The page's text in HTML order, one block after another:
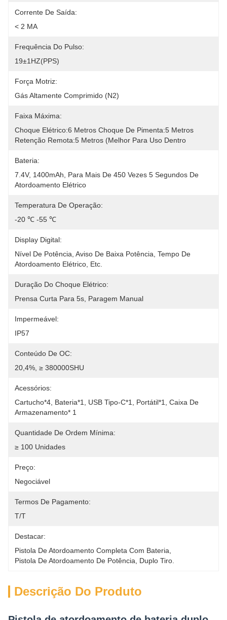
Corrente De Saída:
< 2 MA
Frequência Do Pulso:
19±1HZ(PPS)
Força Motriz:
Gás Altamente Comprimido (N2)
Faixa Máxima:
Choque Elétrico:6 Metros Choque De Pimenta:5 Metros
Retenção Remota:5 Metros (melhor Para Uso Dentro
Bateria:
7.4V, 1400mAh, Para Mais De 450 Vezes 5 Segundos De
Atordoamento Elétrico
Temperatura De Operação:
-20 ℃ -55 ℃
Display Digital:
Nível De Potência, Aviso De Baixa Potência, Tempo De
Atordoamento Elétrico, Etc.
Duração Do Choque Elétrico:
Prensa Curta Para 5s, Paragem Manual
Impermeável:
IP57
Conteúdo De OC:
20,4%, ≥ 380000SHU
Acessórios:
Cartucho*4, Bateria*1, USB Tipo-C*1, Portátil*1, Caixa De
Armazenamento* 1
Quantidade De Ordem Mínima:
≥ 100 Unidades
Preço:
Negociável
Termos De Pagamento:
T/T
Destacar:
Pistola De Atordoamento Completa Com Bateria
Pistola De Atordoamento De Potência
Duplo Tiro.
Descrição Do Produto